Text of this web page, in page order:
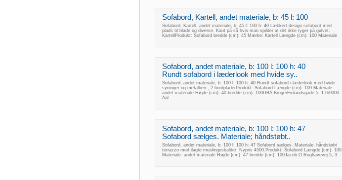
Sofabord, Kartell, andet materiale, b: 45 l: 100
Sofabord, Kartell, andet materiale, b: 45 l: 100 h: 40 Lækkert design sofabord med
plads til blade og diverse. Kant på så hvis man spilder at det ikke ryger på gulvet.
KartellProdukt: Sofabord bredde (cm): 45 Mærke: Kartell Længde (cm): 100 Materiale
Sofabord, andet materiale, b: 100 l: 100 h: 40
Rundt sofabord i læderlook med hvide sy..
Sofabord, andet materiale, b: 100 l: 100 h: 40 Rundt sofabord i læderlook med hvide
syninger og metalben , 2 bordpladerProdukt: Sofabord Længde (cm): 100 Materiale:
andet materiale Højde (cm): 40 bredde (cm): 100DBA BrugerFinlandsgade 5, 1.th9000
Aal
Sofabord, andet materiale, b: 100 l: 100 h: 47
Sofabord sælges. Materiale; håndstøbt..
Sofabord, andet materiale, b: 100 l: 100 h: 47 Sofabord sælges. Materiale; håndstøbt
terrazzo med ilagte muslingeskalder. Nypris 4500.Produkt: Sofabord Længde (cm): 100
Materiale: andet materiale Højde (cm): 47 bredde (cm): 100Jacob O.Rughavevej 5, 3